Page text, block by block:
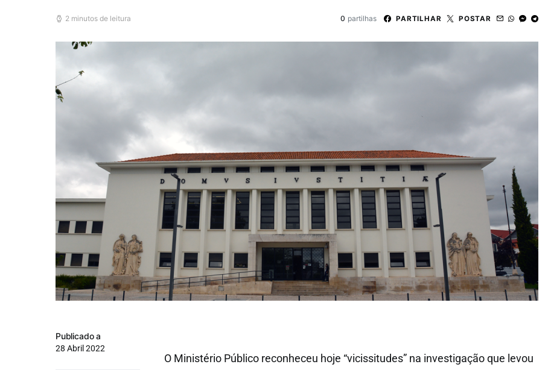
2 minutos de leitura 0 partilhas PARTILHAR POSTAR
Publicado a
28 Abril 2022
O Ministério Público reconheceu hoje “vicissitudes” na investigação que levou